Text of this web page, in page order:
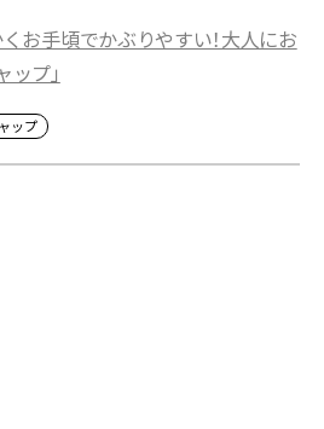
くお手頃でかぶりやすい！大人にお
プ」
ップ